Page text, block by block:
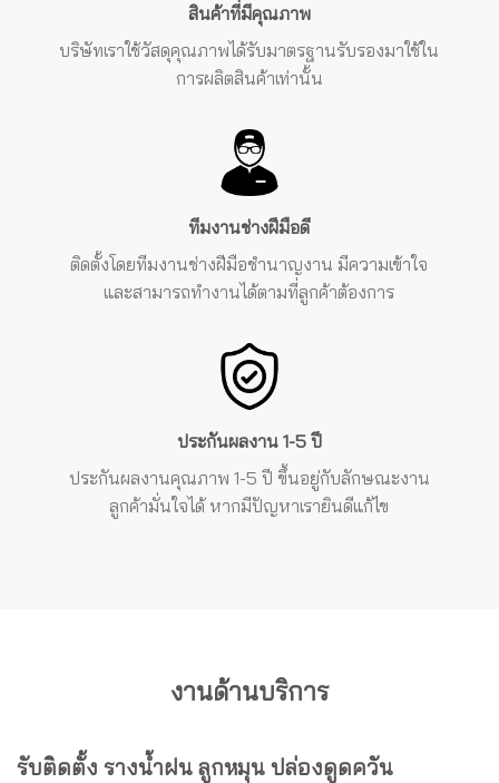
สินค้าที่มีคุณภาพ
บริษัทเราใช้วัสดุคุณภาพได้รับมาตรฐานรับรองมาใช้ใน
การผลิตสินค้าเท่านั้น
ทีมงานช่างฝีมือดี
ติดตั้งโดยทีมงานช่างฝีมือชำนาญงาน มีความเข้าใจ
และสามารถทำงานได้ตามที่ลูกค้าต้องการ
ประกันผลงาน 1-5 ปี
ประกันผลงานคุณภาพ 1-5 ปี ขึ้นอยู่กับลักษณะงาน
ลูกค้ามั่นใจได้ หากมีปัญหาเรายินดีแก้ไข
งานด้านบริการ
รับติดตั้ง รางน้ำฝน ลูกหมุน ปล่องดูดควัน